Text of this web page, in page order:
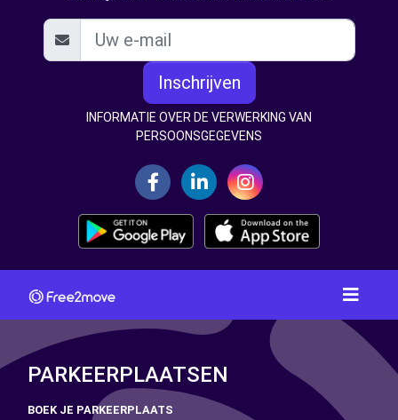
Inschrijven
INFORMATIE OVER DE VERWERKING VAN
PERSOONSGEGEVENS
PARKEERPLAATSEN
BOEK JE PARKEERPLAATS